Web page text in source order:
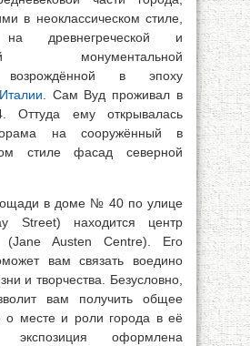
в неоклассическом стиле,
на древнегреческой и
монументальной
возрождённой в эпоху
Италии . Сам Вуд проживал в
ему открывалась
на сооружённый в
стиле фасад северной
в доме № 40 по улице
Street) находится центр
Austen Centre). Его
вам связать воедино
и творчества. Безусловно,
вам получить общее
о месте и роли города в её
оформлена